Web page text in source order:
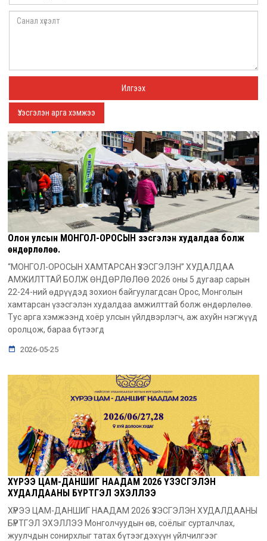
Үзэсгэлэн арга хэмжээ
Олон улсын МОНГОЛ-ОРОСЫН үзэсгэлэн худалдаа болж
өндөрлөлөө.
“МОНГОЛ-ОРОСЫН ХАМТАРСАН ҮЗЭСГЭЛЭН” ХУДАЛДАА
АМЖИЛТТАЙ БОЛЖ ӨНДӨРЛӨЛӨӨ 2026 оны 5 дугаар сарын
22-24-ний өдрүүдэд зохион байгуулагдсан Орос, Монголын
хамтарсан үзэсгэлэн худалдаа амжилттай болж өндөрлөлөө.
Тус арга хэмжээнд хоёр улсын үйлдвэрлэгч, аж ахуйн нэгжүүд
оролцож, бараа бүтээгд
2026-05-25
ХҮРЭЭ ЦАМ-ДАНШИГ НААДАМ 2026 ҮЗЭСГЭЛЭН
ХУДАЛДААНЫ БҮРТГЭЛ ЭХЭЛЛЭЭ
ХҮРЭЭ ЦАМ-ДАНШИГ НААДАМ 2026 ҮЗЭСГЭЛЭН ХУДАЛДААНЫ
БҮРТГЭЛ ЭХЭЛЛЭЭ Монголчуудын өв, соёлыг сурталчлах,
жуулчдын сонирхлыг татах бүтээгдэхүүн үйлчилгээг